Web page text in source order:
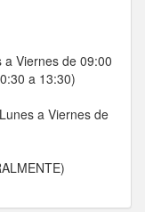
Viernes de 09:00
a 13:30)
a Viernes de